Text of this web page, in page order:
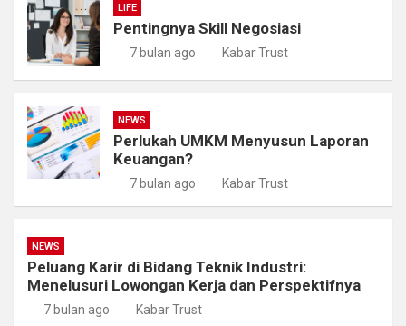
LIFE
Pentingnya Skill Negosiasi
7 bulan ago Kabar Trust
NEWS
Perlukah UMKM Menyusun Laporan
Keuangan?
7 bulan ago Kabar Trust
NEWS
Peluang Karir di Bidang Teknik Industri:
Menelusuri Lowongan Kerja dan Perspektifnya
7 bulan ago Kabar Trust